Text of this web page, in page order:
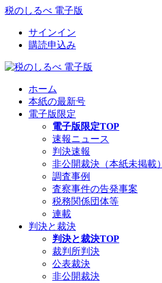
税のしるべ 電子版
サインイン
購読申込み
ホーム
本紙の最新号
電子版限定
電子版限定TOP
速報ニュース
判決速報
非公開裁決（本紙未掲載）
調査事例
査察事件の告発事案
税務関係団体等
連載
判決と裁決
判決と裁決TOP
裁判所判決
公表裁決
非公開裁決